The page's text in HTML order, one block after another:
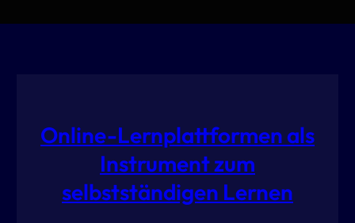
Online-Lernplattformen als
Instrument zum
selbstständigen Lernen